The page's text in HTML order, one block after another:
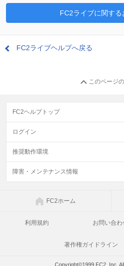
FC2ライブに関す
FC2ライブヘルプへ戻る
このページ
FC2ヘルプトップ
ログイン
推奨動作環境
障害・メンテナンス情報
FC2ホーム
利用規約 お問い合わ
著作権ガイドライン
Copyright©1999 FC2, Inc.